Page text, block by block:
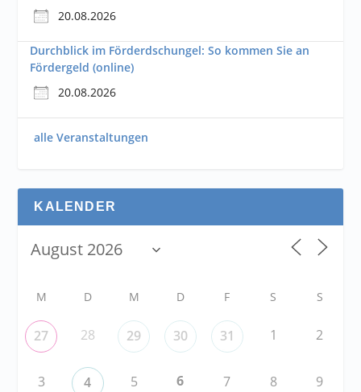
20.08.2026
Durchblick im Förderdschungel: So kommen Sie an
Fördergeld (online)
20.08.2026
alle Veranstaltungen
KALENDER
M D M D F S S
27 28 29 30 31 1 2
3 4 5 6 7 8 9